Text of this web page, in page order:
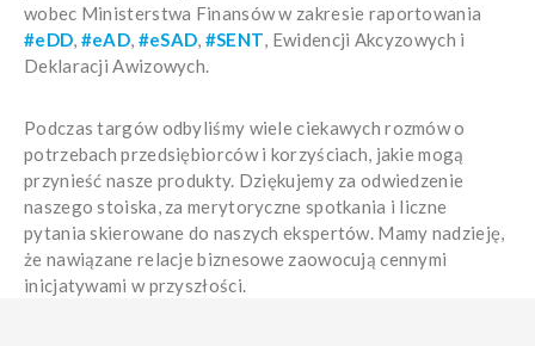
wobec Ministerstwa Finansów w zakresie raportowania
#eDD, #eAD, #eSAD, #SENT, Ewidencji Akcyzowych i
Deklaracji Awizowych.
Podczas targów odbyliśmy wiele ciekawych rozmów o
potrzebach przedsiębiorców i korzyściach, jakie mogą
przynieść nasze produkty. Dziękujemy za odwiedzenie
naszego stoiska, za merytoryczne spotkania i liczne
pytania skierowane do naszych ekspertów. Mamy nadzieję,
że nawiązane relacje biznesowe zaowocują cennymi
inicjatywami w przyszłości.